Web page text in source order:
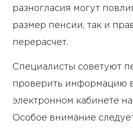
разногласия могут
размер пенсии, так и
перерасчет.
Специалисты советуют
проверить информацию
электронном кабинете
Особое внимание